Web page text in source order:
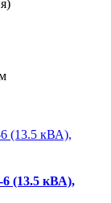
6 (13.5 кВА),